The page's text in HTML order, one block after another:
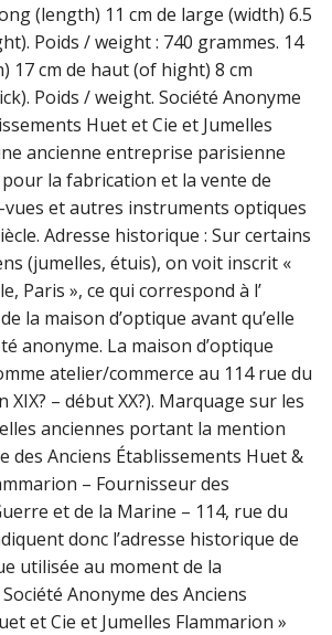
(length) 11 cm de large (width) 6.5
Poids / weight : 740 grammes. 14
17 cm de haut (of hight) 8 cm
Poids / weight. Société Anonyme
Huet et Cie et Jumelles
ancienne entreprise parisienne
la fabrication et la vente de
vues et autres instruments optiques
Adresse historique : Sur certains
(jumelles, étuis), on voit inscrit «
Paris », ce qui correspond à l’
la maison d’optique avant qu’elle
anonyme. La maison d’optique
atelier/commerce au 114 rue du
XIX? – début XX?). Marquage sur les
anciennes portant la mention
des Anciens Établissements Huet &
– Fournisseur des
et de la Marine – 114, rue du
donc l’adresse historique de
utilisée au moment de la
Anonyme des Anciens
et Cie et Jumelles Flammarion »